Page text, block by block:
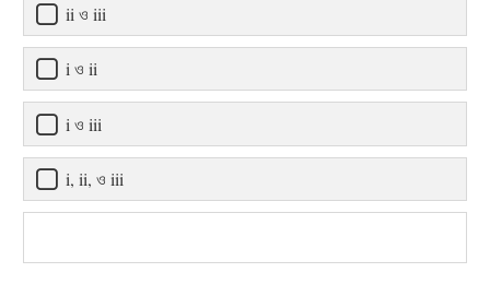
ii ও iii
i ও ii
i ও iii
i, ii, ও iii